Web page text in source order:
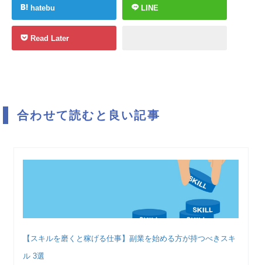
hatebu LINE
Read Later
合わせて読むと良い記事
【スキルを磨くと稼げる仕事】副業を始める方が持つべきスキ
ル 3選